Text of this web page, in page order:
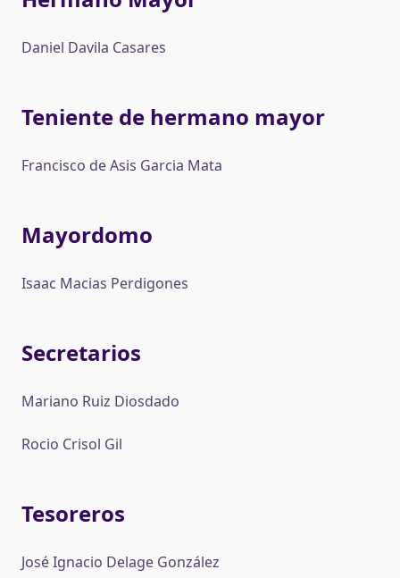
Daniel Davila Casares
Teniente de hermano mayor
Francisco de Asis Garcia Mata
Mayordomo
Isaac Macias Perdigones
Secretarios
Mariano Ruiz Diosdado
Rocio Crisol Gil
Tesoreros
José Ignacio Delage González